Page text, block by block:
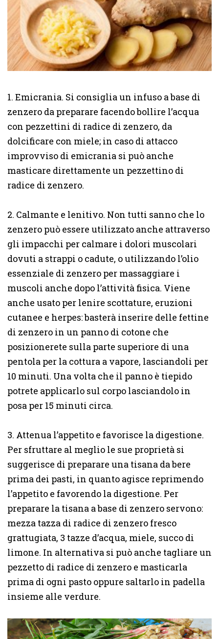
1. Emicrania. Si consiglia un infuso a base di
zenzero da preparare facendo bollire l’acqua
con pezzettini di radice di zenzero, da
dolcificare con miele; in caso di attacco
improvviso di emicrania si può anche
masticare direttamente un pezzettino di
radice di zenzero.
2. Calmante e lenitivo. Non tutti sanno che lo
zenzero può essere utilizzato anche attraverso
gli impacchi per calmare i dolori muscolari
dovuti a strappi o cadute, o utilizzando l’olio
essenziale di zenzero per massaggiare i
muscoli anche dopo l’attività fisica. Viene
anche usato per lenire scottature, eruzioni
cutanee e herpes: basterà inserire delle fettine
di zenzero in un panno di cotone che
posizionerete sulla parte superiore di una
pentola per la cottura a vapore, lasciandoli per
10 minuti. Una volta che il panno è tiepido
potrete applicarlo sul corpo lasciandolo in
posa per 15 minuti circa.
3. Attenua l’appetito e favorisce la digestione.
Per sfruttare al meglio le sue proprietà si
suggerisce di preparare una tisana da bere
prima dei pasti, in quanto agisce reprimendo
l’appetito e favorendo la digestione. Per
preparare la tisana a base di zenzero servono:
mezza tazza di radice di zenzero fresco
grattugiata, 3 tazze d’acqua, miele, succo di
limone. In alternativa si può anche tagliare un
pezzetto di radice di zenzero e masticarla
prima di ogni pasto oppure saltarlo in padella
insieme alle verdure.